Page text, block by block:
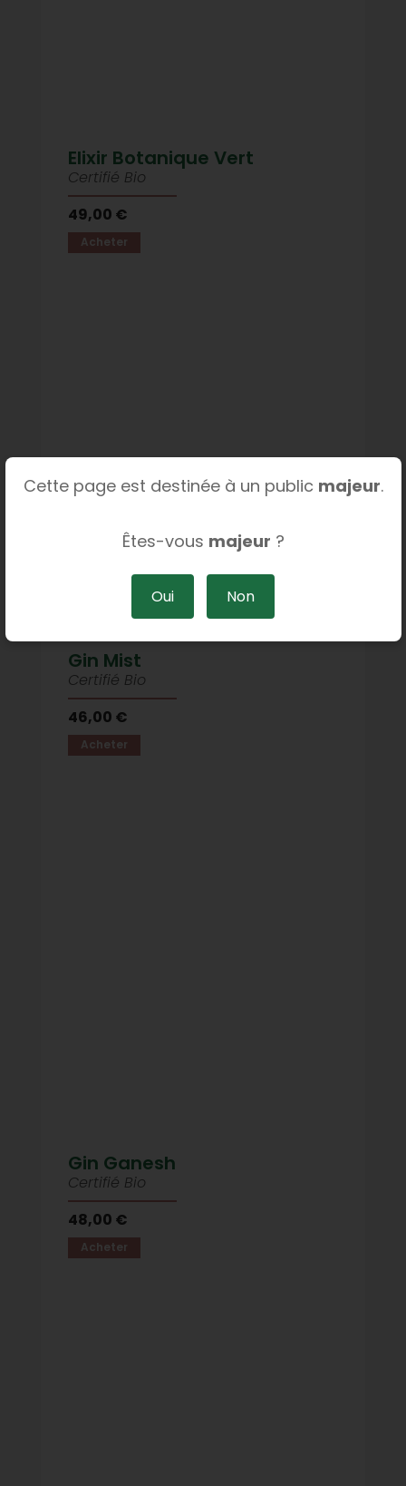
Elixir Botanique Vert
Certifié Bio
49,00 €
Acheter
Gin Mist
Certifié Bio
46,00 €
Acheter
Gin Ganesh
Certifié Bio
48,00 €
Acheter
Cette page est destinée à un public majeur.
Êtes-vous majeur ?
Oui Non